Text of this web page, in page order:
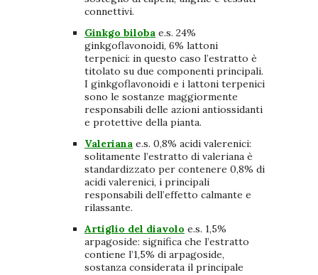
connettivi.
Ginkgo biloba e.s. 24%
ginkgoflavonoidi, 6% lattoni
terpenici: in questo caso l’estratto è
titolato su due componenti principali.
I ginkgoflavonoidi e i lattoni terpenici
sono le sostanze maggiormente
responsabili delle azioni antiossidanti
e protettive della pianta.
Valeriana e.s. 0,8% acidi valerenici:
solitamente l’estratto di valeriana è
standardizzato per contenere 0,8% di
acidi valerenici, i principali
responsabili dell’effetto calmante e
rilassante.
Artiglio del diavolo e.s. 1,5%
arpagoside: significa che l’estratto
contiene l’1,5% di arpagoside,
sostanza considerata il principale